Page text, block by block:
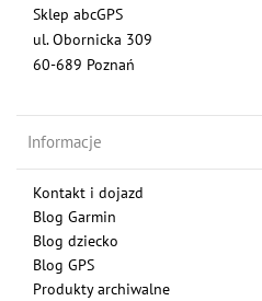
Sklep abcGPS
ul. Obornicka 309
60-689 Poznań
Informacje
Kontakt i dojazd
Blog Garmin
Blog dziecko
Blog GPS
Produkty archiwalne